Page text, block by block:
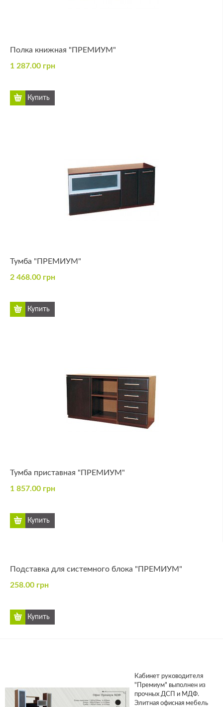
Кабинет руководителя
"Премиум" выполнен из
прочных ДСП и МДФ.
Элитная офисная мебель
Полка книжная "ПРЕМИУМ"
1 287.00 грн
Тумба "ПРЕМИУМ"
2 468.00 грн
Тумба приставная "ПРЕМИУМ"
1 857.00 грн
Подставка для системного блока "ПРЕМИУМ"
258.00 грн